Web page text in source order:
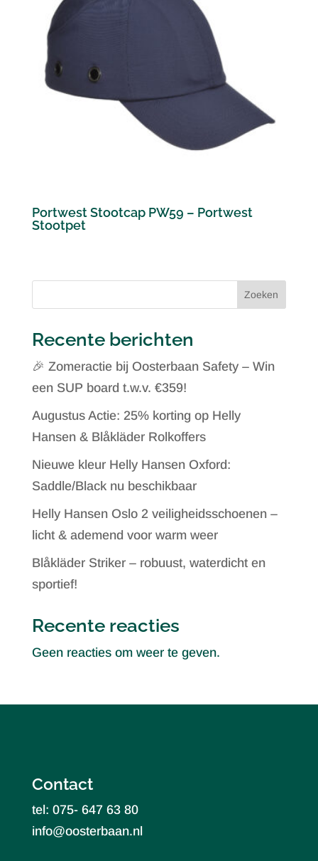
Portwest Stootcap PW59 – Portwest
Stootpet
Zoeken
Recente berichten
🎉 Zomeractie bij Oosterbaan Safety – Win
een SUP board t.w.v. €359!
Augustus Actie: 25% korting op Helly
Hansen & Blåkläder Rolkoffers
Nieuwe kleur Helly Hansen Oxford:
Saddle/Black nu beschikbaar
Helly Hansen Oslo 2 veiligheidsschoenen –
licht & ademend voor warm weer
Blåkläder Striker – robuust, waterdicht en
sportief!
Recente reacties
Geen reacties om weer te geven.
Contact
tel: 075- 647 63 80
info@oosterbaan.nl